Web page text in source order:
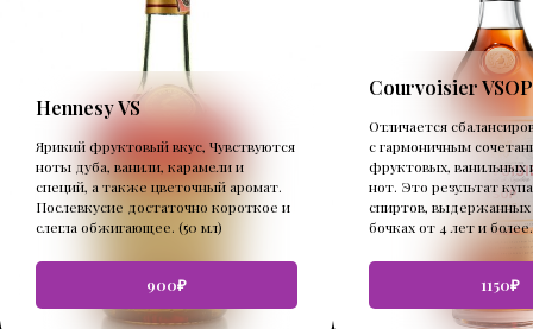
Hennesy VS
Ярикий фруктовый вкус, Чувствуются
ноты дуба, ванили, карамели и
специй, а также цветочный аромат.
Послевкусие достаточно короткое и
слегла обжигающее. (50 мл)
900₽
Courvoisier VSOP
Отличается
с гармоничным
фруктовых, ванильных
нот. Это результат
спиртов, выдержанных
бочках от 4 лет и
1150₽